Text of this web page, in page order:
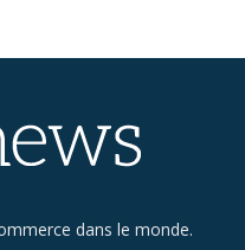
dans le monde.